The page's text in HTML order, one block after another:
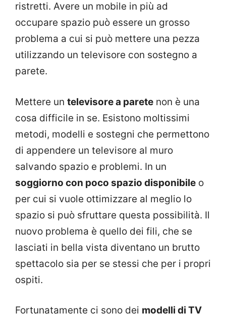
ristretti. Avere un mobile in più ad
occupare spazio può essere un grosso
problema a cui si può mettere una pezza
utilizzando un televisore con sostegno a
parete.
Mettere un televisore a parete non è una
cosa difficile in se. Esistono moltissimi
metodi, modelli e sostegni che permettono
di appendere un televisore al muro
salvando spazio e problemi. In un
soggiorno con poco spazio disponibile o
per cui si vuole ottimizzare al meglio lo
spazio si può sfruttare questa possibilità. Il
nuovo problema è quello dei fili, che se
lasciati in bella vista diventano un brutto
spettacolo sia per se stessi che per i propri
ospiti.
Fortunatamente ci sono dei modelli di TV